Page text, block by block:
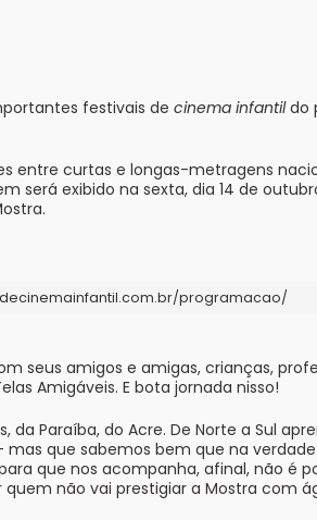
festivais de cinema infantildo
entre curtas e longas-metragens
será exibido na sexta, dia 14 de
programacao/
seus amigos e amigas, crianças,
Amigáveis. E bota jornada nisso!
da Paraíba, do Acre. De Norte a Sul
que sabemos bem que na
que nos acompanha, afinal, não é
não vai prestigiar a Mostra com